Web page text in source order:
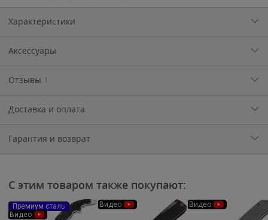
Характеристики
Аксессуары
Отзывы 1
Доставка и оплата
Гарантия и возврат
С этим товаром также покупают:
Премиум сталь
Видео
Видео Видео